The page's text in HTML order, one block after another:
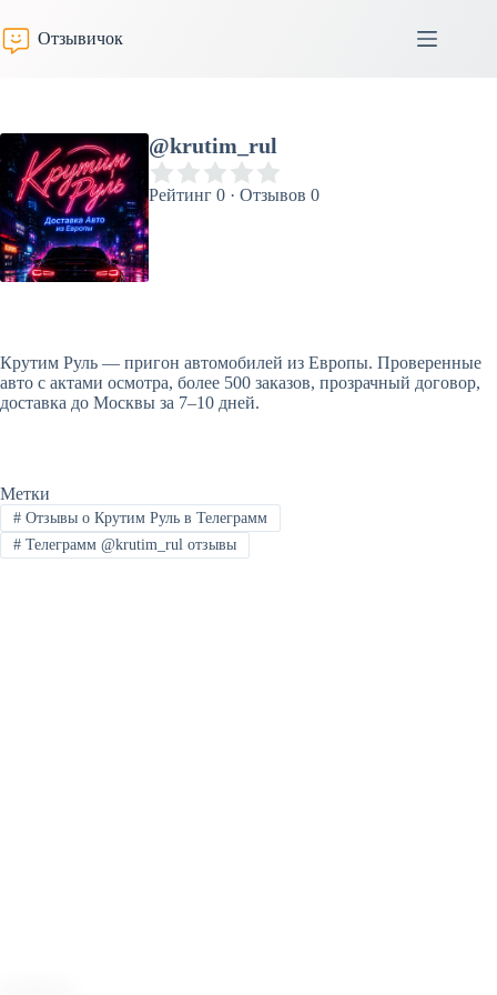
к
сути
Отзывичок
@krutim_rul
Рейтинг 0 · Отзывов 0
Крутим Руль — пригон автомобилей из Европы. Проверенные
авто с актами осмотра, более 500 заказов, прозрачный договор,
доставка до Москвы за 7–10 дней.
Метки
#Отзывы о Крутим Руль в Телеграмм
#Телеграмм @krutim_rul отзывы